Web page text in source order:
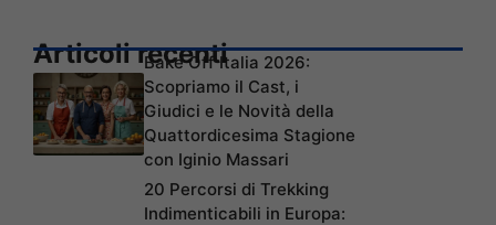
Articoli recentiBake Off Italia 2026:
Scopriamo il Cast, i
Giudici e le Novità della
Quattordicesima Stagione
con Iginio Massari
20 Percorsi di Trekking
Indimenticabili in Europa: